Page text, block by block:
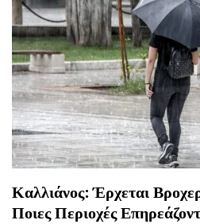
Καλλιάνος: Έρχεται
Ποιες Περιοχές